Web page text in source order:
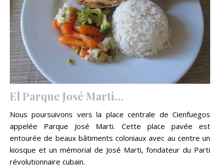
El Parque José Marti…
Nous poursuivons vers la place centrale de Cienfuegos
appelée Parque José Marti. Cette place pavée est
entourée de beaux bâtiments coloniaux avec au centre un
kiosque et un mémorial de José Marti, fondateur du Parti
révolutionnaire cubain.